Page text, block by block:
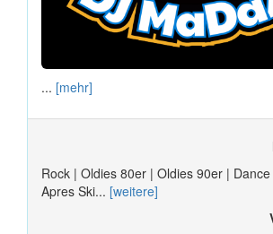
... [mehr]
Rock | Oldies 80er | Oldies 90er |
Apres Ski... [weitere]